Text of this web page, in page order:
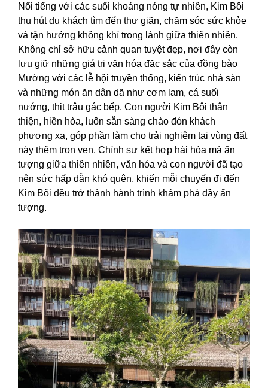
Nổi tiếng với các suối khoáng nóng tự nhiên, Kim Bôi
thu hút du khách tìm đến thư giãn, chăm sóc sức khỏe
và tận hưởng không khí trong lành giữa thiên nhiên.
Không chỉ sở hữu cảnh quan tuyệt đẹp, nơi đây còn
lưu giữ những giá trị văn hóa đặc sắc của đồng bào
Mường với các lễ hội truyền thống, kiến trúc nhà sàn
và những món ăn dân dã như cơm lam, cá suối
nướng, thịt trâu gác bếp. Con người Kim Bôi thân
thiện, hiền hòa, luôn sẵn sàng chào đón khách
phương xa, góp phần làm cho trải nghiệm tại vùng đất
này thêm trọn vẹn. Chính sự kết hợp hài hòa mà ấn
tượng giữa thiên nhiên, văn hóa và con người đã tạo
nên sức hấp dẫn khó quên, khiến mỗi chuyến đi đến
Kim Bôi đều trở thành hành trình khám phá đầy ấn
tượng.